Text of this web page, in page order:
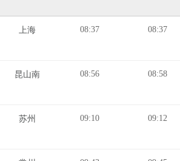
上海 08:37 08:37
昆山南 08:56 08:58
苏州 09:10 09:12